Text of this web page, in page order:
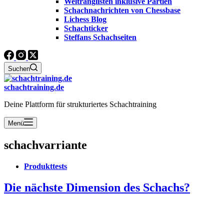
Schachnachrichten von Chessbase
Lichess Blog
Schachticker
Steffans Schachseiten
Suchen
schachtraining.de
Deine Plattform für strukturiertes Schachtraining
Menü
schachvarriante
Produkttests
Die nächste Dimension des Schachs?